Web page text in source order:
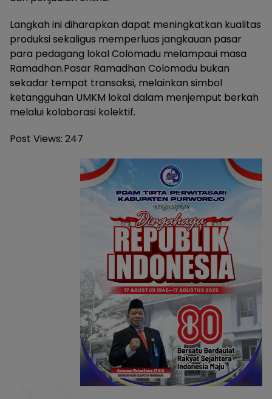
Langkah ini diharapkan dapat meningkatkan kualitas
produksi sekaligus memperluas jangkauan pasar
para pedagang lokal Colomadu melampaui masa
Ramadhan.Pasar Ramadhan Colomadu bukan
sekadar tempat transaksi, melainkan simbol
ketangguhan UMKM lokal dalam menjemput berkah
melalui kolaborasi kolektif.
Post Views: 247